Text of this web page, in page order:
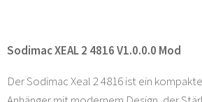
Sodimac XEAL 2 4816 V1.0.0.0 Mod
Der Sodimac Xeal 2 4816 ist ein